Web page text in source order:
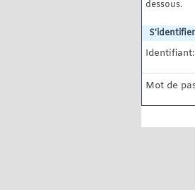
dessous.
S'identifier
Identifiant:
Mot de